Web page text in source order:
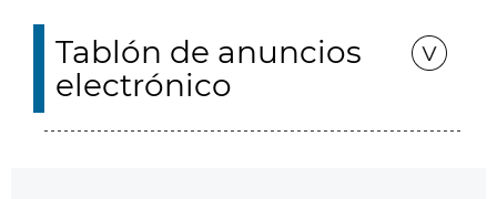
Tablón de anuncios
electrónico